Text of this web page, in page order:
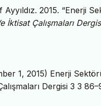
2015. “Enerji
İktisat Çalışmaları
1, 2015) Enerji
Dergisi 3 3